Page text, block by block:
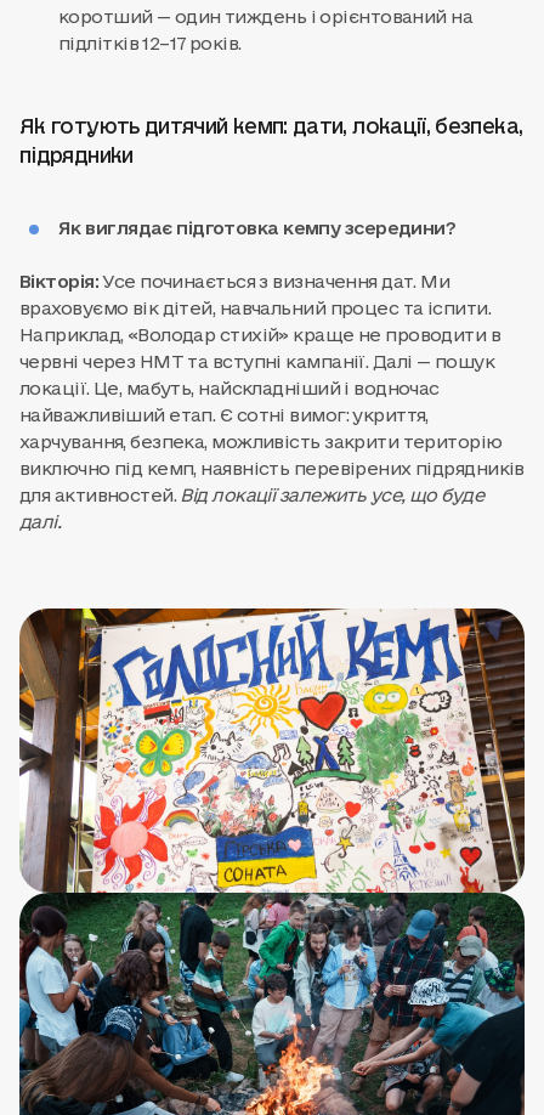
коротший — один тиждень і орієнтований на
підлітків 12–17 років.
Як готують дитячий кемп: дати, локації, безпека,
підрядники
Як виглядає підготовка кемпу зсередини?
Вікторія:Усе починається з визначення дат. Ми
враховуємо вік дітей, навчальний процес та іспити.
Наприклад, «Володар стихій» краще не проводити в
червні через НМТ та вступні кампанії. Далі — пошук
локації. Це, мабуть, найскладніший і водночас
найважливіший етап. Є сотні вимог: укриття,
харчування, безпека, можливість закрити територію
виключно під кемп, наявність перевірених підрядників
для активностей. Від локації залежить усе, що буде
далі.